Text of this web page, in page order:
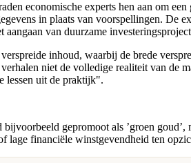
economische experts hen aan om
in plaats van voorspellingen. De
van duurzame
inhoud, waarbij de brede
niet de volledige realiteit van
lessen uit de praktijk".
gepromoot als ’groen
financiële winstgevendheid ten